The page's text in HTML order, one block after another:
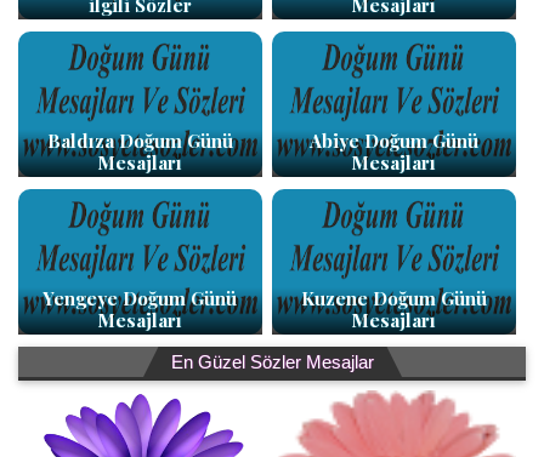
ilgili Sözler
Mesajları
Baldıza Doğum Günü
Mesajları
Abiye Doğum Günü
Mesajları
Yengeye Doğum Günü
Mesajları
Kuzene Doğum Günü
Mesajları
En Güzel Sözler Mesajlar